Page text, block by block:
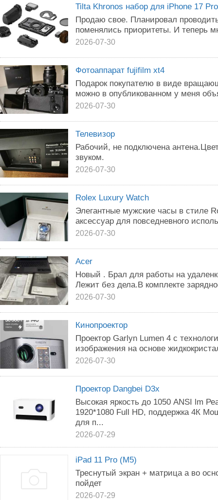
Tilta Khronos набор для iPhone 17
Продаю свое. Планировал
поменялись приоритеты. И теперь
2026-07-30
Фотоаппарат fujifilm xt4
Подарок покупателю в виде
можно в опубликованном у меня
2026-07-30
Телевизор
Рабочий, не подключена
звуком.
2026-07-30
Rolex Luxury Watch
Элегантные мужские часы в стиле
аксессуар для повседневного
2026-07-30
Acer
Новый . Брал для работы на
Лежит без дела.В комплекте
2026-07-30
Кинопроектор
Проектор Garlyn Lumen 4 с
изображения на основе
2026-07-30
Проектор Dangbei D3x
Высокая яркость до 1050 ANSI lm
1920*1080 Full HD, поддержка 4К
для п...
2026-07-29
iPad 11 Pro (M5)
Треснутый экран + матрица а во
пойдет
2026-07-29